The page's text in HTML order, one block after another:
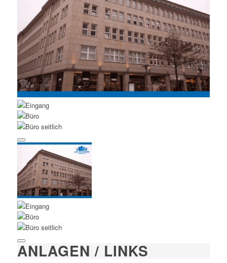
ANLAGEN / LINKS